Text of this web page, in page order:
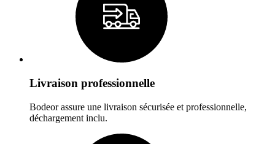
Livraison professionnelle
Bodeor assure une livraison sécurisée et professionnelle,
déchargement inclu.